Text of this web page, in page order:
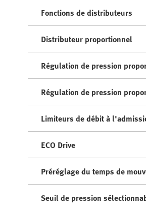
Fonctions de distributeurs
Distributeur proportionnel
Régulation de pression
Régulation de pression
Limiteurs de débit à
ECO Drive
Préréglage du temps de
Seuil de pression